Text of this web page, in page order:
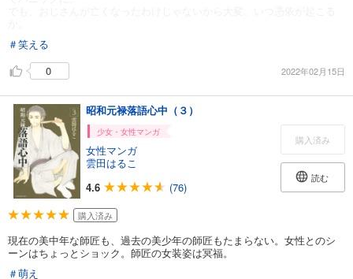
＃笑える
0
2022年02月15日
昭和元禄落語心中（３）
少女・女性マンガ
女性マンガ
雲田はるこ
4.6
(76)
購入済み
読む
購入済み
現在の美中年な師匠も、過去の美少年の師匠もたまらない。女性とのシ
ーンはちょっとショック。師匠の女装姿は冥福。
＃萌え